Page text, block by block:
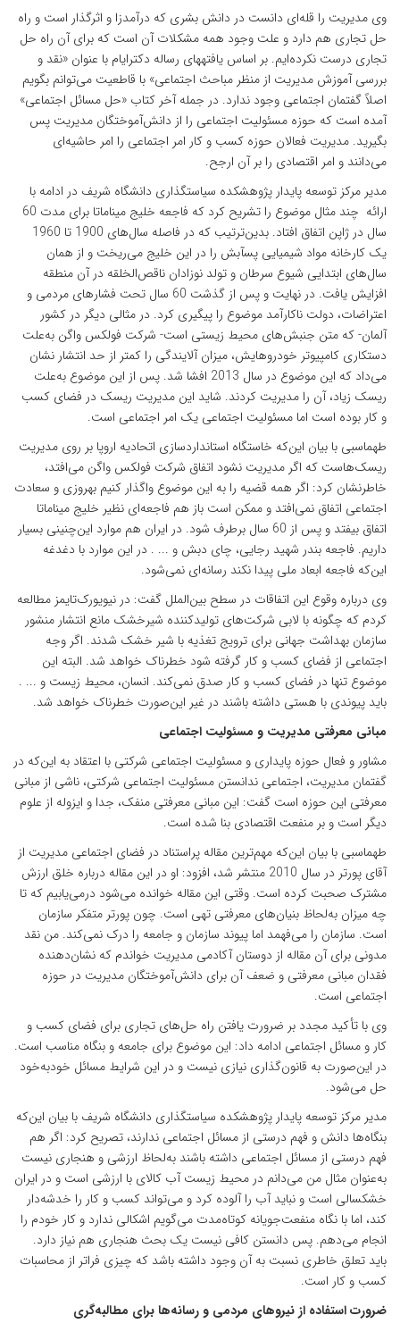
وی مدیریت را قله‌ای دانست در دانش بشری که درآمدزا و اثرگذار است و راه
حل تجاری هم دارد و علت وجود همه مشکلات آن است که برای آن راه حل
تجاری درست نکرده‌ایم. بر اساس یافته­های رساله دکترای­ام با عنوان «نقد و
بررسی آموزش مدیریت از منظر مباحث اجتماعی» با قاطعیت می‌توانم بگویم
اصلاً گفتمان اجتماعی وجود ندارد. در جمله آخر کتاب «حل مسائل اجتماعی»
آمده است که حوزه مسئولیت اجتماعی را از دانش‌آموختگان مدیریت پس
بگیرید. مدیریت فعالان حوزه کسب و کار امر اجتماعی را امر حاشیه‌ای
می‌دانند و امر اقتصادی را بر آن ارجح.
مدیر مرکز توسعه پایدار پژوهشکده سیاستگذاری دانشگاه شریف در ادامه با
ارائه چند مثال موضوع را تشریح کرد که فاجعه خلیج میناماتا برای مدت 60
سال در ژاپن اتفاق افتاد. بدین‌ترتیب که در فاصله سال‌های 1900 تا 1960
یک کارخانه مواد شیمیایی پسآبش را در این خلیج می‌ریخت و از همان
سال‌های ابتدایی شیوع سرطان و تولد نوزادان ناقص‌الخلقه در آن منطقه
افزایش یافت. در نهایت و پس از گذشت 60 سال تحت فشارهای مردمی و
اعتراضات، دولت ناکارآمد موضوع را پیگیری کرد. در مثالی دیگر در کشور
آلمان- که متن جنبش‌های محیط زیستی است- شرکت فولکس واگن به‌علت
دستکاری کامپیوتر خودروهایش، میزان آلایندگی را کمتر از حد انتشار نشان
می‌داد که این موضوع در سال 2013 افشا شد. پس از این موضوع به‌علت
ریسک زیاد، آن را مدیریت کردند. شاید این مدیریت ریسک در فضای کسب
و کار بوده است اما مسئولیت اجتماعی یک امر اجتماعی است.
طهماسبی با بیان این‌که خاستگاه استانداردسازی اتحادیه اروپا بر روی مدیریت
ریسک‌هاست که اگر مدیریت نشود اتفاق شرکت فولکس واگن می‌افتد،
خاطرنشان کرد: اگر همه قضیه را به این موضوع واگذار کنیم بهروزی و سعادت
اجتماعی اتفاق نمی‌افتد و ممکن است باز هم فاجعه‌ای نظیر خلیج میناماتا
اتفاق بیفتد و پس از 60 سال برطرف شود. در ایران هم موارد این‌چنینی بسیار
داریم. فاجعه بندر شهید رجایی، چای دبش و ... . در این موارد با دغدغه
این‌که فاجعه ابعاد ملی پیدا نکند رسانه‌ای نمی‌شود.
وی درباره وقوع این اتفاقات در سطح بین‌الملل گفت: در نیویورک‌تایمز مطالعه
کردم که چگونه با لابی شرکت‌های تولیدکننده شیرخشک مانع انتشار منشور
سازمان بهداشت جهانی برای ترویج تغذیه با شیر خشک شدند. اگر وجه
اجتماعی از فضای کسب و کار گرفته شود خطرناک خواهد شد. البته این
موضوع تنها در فضای کسب و کار صدق نمی‌کند. انسان، محیط زیست و ... .
باید پیوندی با هستی داشته باشند در غیر این‌صورت خطرناک خواهد شد.
مبانی معرفتی مدیریت و مسئولیت اجتماعی
مشاور و فعال حوزه پایداری و مسئولیت اجتماعی شرکتی با اعتقاد به این‌که در
گفتمان مدیریت، اجتماعی ندانستن مسئولیت اجتماعی شرکتی، ناشی از مبانی
معرفتی این حوزه است گفت: این مبانی معرفتی منفک، جدا و ایزوله از علوم
دیگر است و بر منفعت اقتصادی بنا شده است.
طهماسبی با بیان این‌که مهم‌ترین مقاله پراستناد در فضای اجتماعی مدیریت از
آقای پورتر در سال 2010 منتشر شد، افزود: او در این مقاله درباره خلق ارزش
مشترک صحبت کرده است. وقتی این مقاله خوانده می‌شود درمی‌یابیم که تا
چه میزان به‌لحاظ بنیان‌های معرفتی تهی است. چون پورتر متفکر سازمان
است. سازمان را می‌فهمد اما پیوند سازمان و جامعه را درک نمی‌کند. من نقد
مدونی برای آن مقاله از دوستان آکادمی مدیریت خواندم که نشان‌دهنده
فقدان مبانی معرفتی و ضعف آن برای دانش‌آموختگان مدیریت در حوزه
اجتماعی است.
وی با تأکید مجدد بر ضرورت یافتن راه حل‌های تجاری برای فضای کسب و
کار و مسائل اجتماعی ادامه داد: این موضوع برای جامعه و بنگاه مناسب است.
در این‌صورت به قانون‌گذاری نیازی نیست و در این شرایط مسائل خودبه‌خود
حل می‌شود.
مدیر مرکز توسعه پایدار پژوهشکده سیاستگذاری دانشگاه شریف با بیان این‌که
بنگاه‌ها دانش و فهم درستی از مسائل اجتماعی ندارند، تصریح کرد: اگر هم
فهم درستی از مسائل اجتماعی داشته باشند به‌لحاظ ارزشی و هنجاری نیست
به‌عنوان مثال من می‌دانم در محیط زیست آب کالای با ارزشی است و در ایران
خشکسالی است و نباید آب را آلوده کرد و می‌تواند کسب و کار را خدشه‌دار
کند، اما با نگاه منفعت‌جویانه کوتاه‌مدت می‌گویم اشکالی ندارد و کار خودم را
انجام می‌دهم. پس دانستن کافی نیست یک بحث هنجاری هم نیاز دارد.
باید تعلق خاطری نسبت به آن وجود داشته باشد که چیزی فراتر از محاسبات
کسب و کار است.
ضرورت استفاده از نیروهای مردمی و رسانه‌ها برای مطالبه‌گری